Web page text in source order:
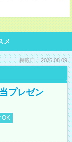
メ
掲載日：2026.08.09
プレゼン
OK